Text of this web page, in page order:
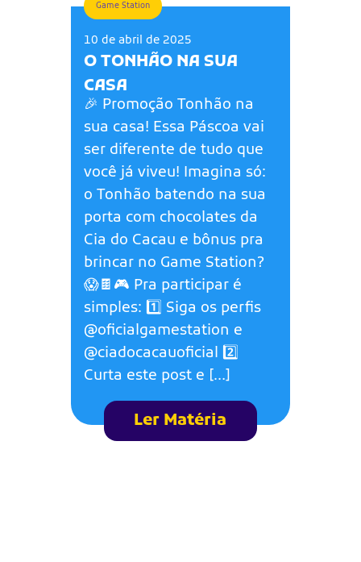
Game Station
10 de abril de 2025
O TONHÃO NA SUA
CASA
🎉 Promoção Tonhão na
sua casa! Essa Páscoa vai
ser diferente de tudo que
você já viveu! Imagina só:
o Tonhão batendo na sua
porta com chocolates da
Cia do Cacau e bônus pra
brincar no Game Station?
😱🍫🎮 Pra participar é
simples: 1️⃣ Siga os perfis
@oficialgamestation e
@ciadocacauoficial 2️⃣
Curta este post e […]
Ler Matéria